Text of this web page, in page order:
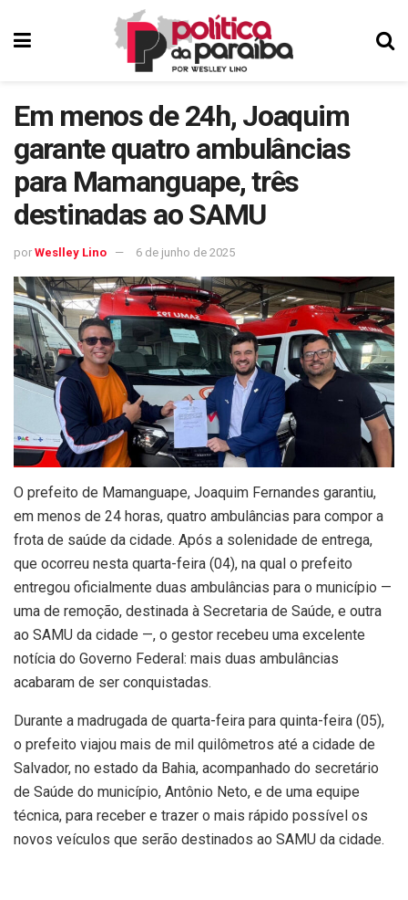
Em menos de 24h, Joaquim
garante quatro ambulâncias
para Mamanguape, três
destinadas ao SAMU
por Weslley Lino 6 de junho de 2025
O prefeito de Mamanguape, Joaquim Fernandes garantiu,
em menos de 24 horas, quatro ambulâncias para compor a
frota de saúde da cidade. Após a solenidade de entrega,
que ocorreu nesta quarta-feira (04), na qual o prefeito
entregou oficialmente duas ambulâncias para o município —
uma de remoção, destinada à Secretaria de Saúde, e outra
ao SAMU da cidade —, o gestor recebeu uma excelente
notícia do Governo Federal: mais duas ambulâncias
acabaram de ser conquistadas.
Durante a madrugada de quarta-feira para quinta-feira (05),
o prefeito viajou mais de mil quilômetros até a cidade de
Salvador, no estado da Bahia, acompanhado do secretário
de Saúde do município, Antônio Neto, e de uma equipe
técnica, para receber e trazer o mais rápido possível os
novos veículos que serão destinados ao SAMU da cidade.